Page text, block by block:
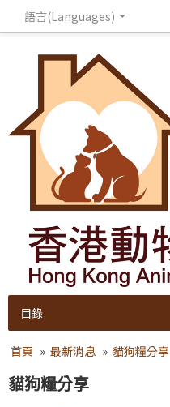
語言(Languages)
目錄
首頁 » 最新消息 » 貓狗糧分享
貓狗糧分享